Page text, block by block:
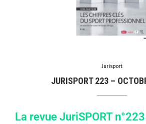
Jurisport
JURISPORT 223 –
La revue JuriSPORT